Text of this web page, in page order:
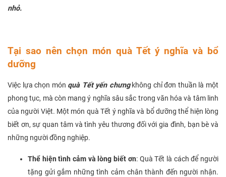
nhỏ.
Tại sao nên chọn món quà Tết ý nghĩa và bổ
dưỡng
Việc lựa chọn món quà Tết yến chưngkhông chỉ đơn thuần là một
phong tục, mà còn mang ý nghĩa sâu sắc trong văn hóa và tâm linh
của người Việt. Một món quà Tết ý nghĩa và bổ dưỡng thể hiện lòng
biết ơn, sự quan tâm và tình yêu thương đối với gia đình, bạn bè và
những người đồng nghiệp.
Thể hiện tình cảm và lòng biết ơn: Quà Tết là cách để người
tặng gửi gắm những tình cảm chân thành đến người nhận.